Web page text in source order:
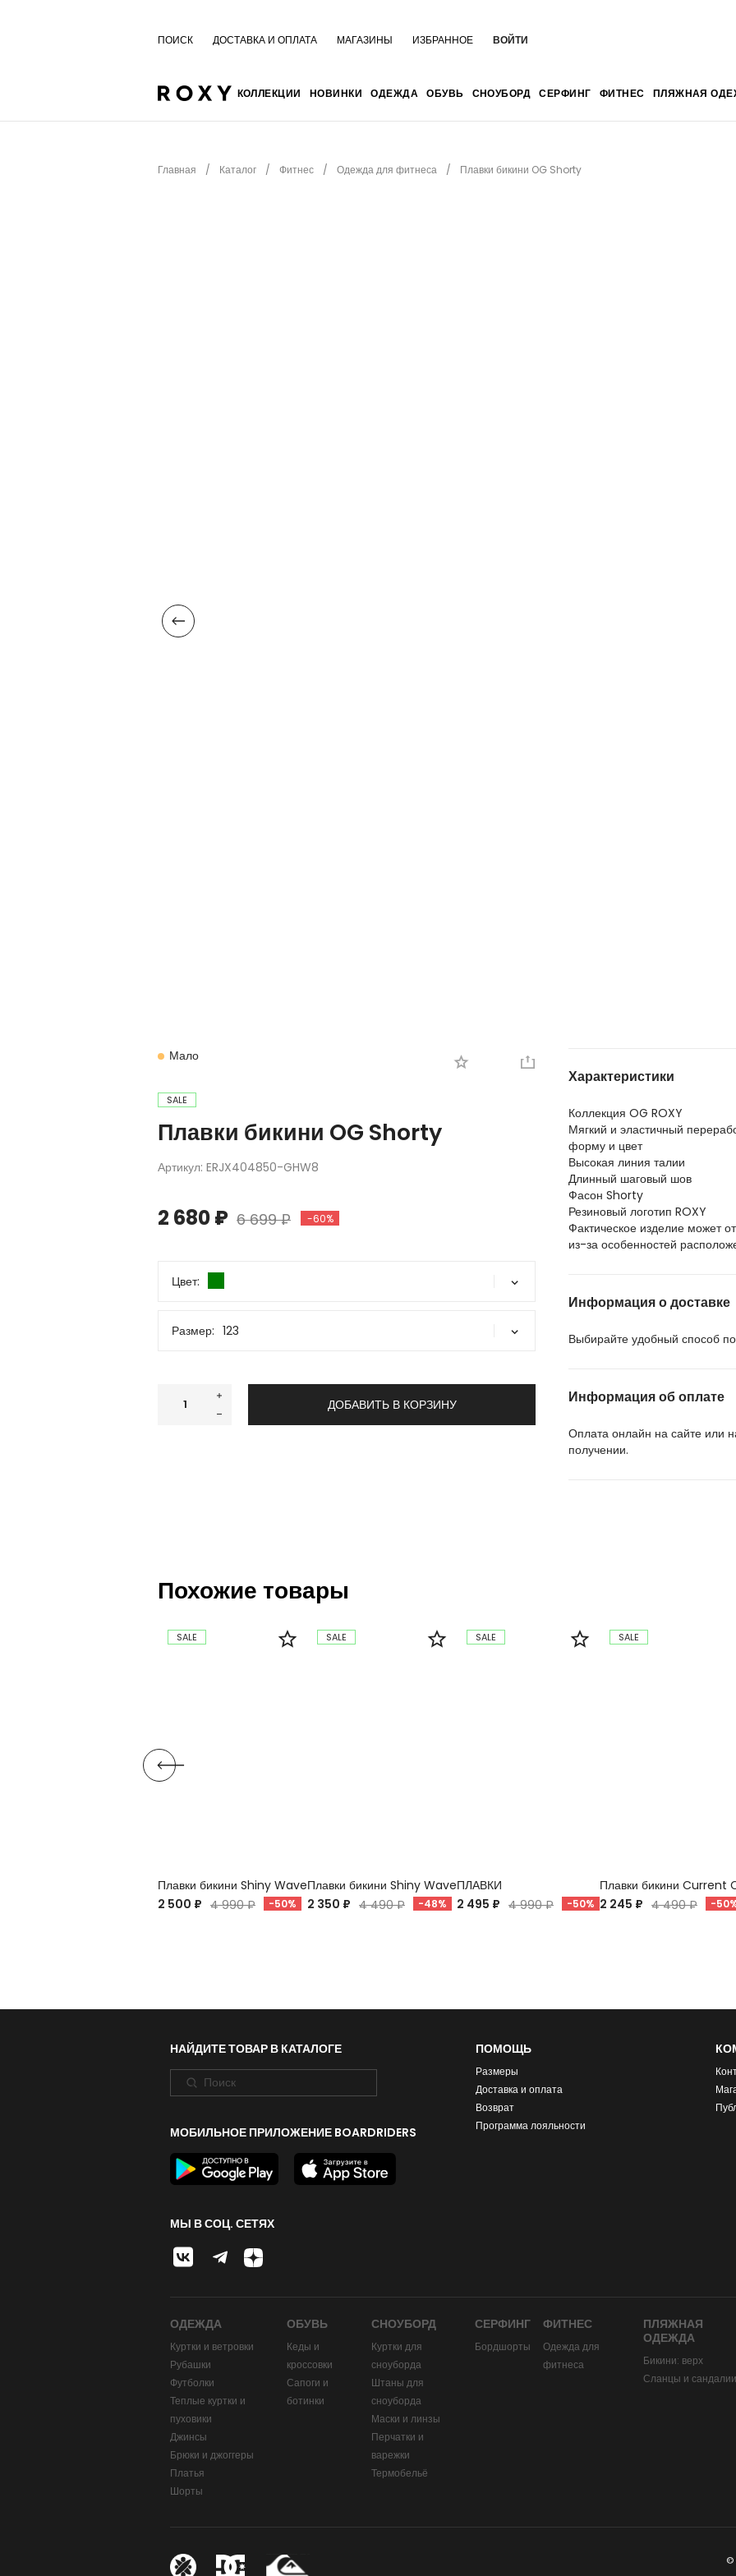
ПОИСК ДОСТАВКА И ОПЛАТА МАГАЗИНЫ ИЗБРАННОЕ ВОЙТИ
КОЛЛЕКЦИИ НОВИНКИ ОДЕЖДА ОБУВЬ СНОУБОРД СЕРФИНГ ФИТНЕС ПЛЯЖНАЯ
Главная Каталог Фитнес Одежда для фитнеса Плавки бикини OG Shorty
Мало
SALE
Плавки бикини OG Shorty
Артикул: ERJX404850-GHW8
2 680 ₽ 6 699 ₽ -60%
Цвет:
Размер: 123
ДОБАВИТЬ В КОРЗИНУ
Характеристики
Коллекция OG ROXY
Мягкий и эластичный
форму и цвет
Высокая линия талии
Длинный шаговый шов
Фасон Shorty
Резиновый логотип ROXY
Фактическое изделие может
из-за особенностей
Информация о доставке
Выбирайте удобный способ
Информация об оплате
Оплата онлайн на сайте или
получении.
Похожие товары
SALE
Плавки бикини Shiny Wave
2 500 ₽ 4 990 ₽ -50%
SALE
Плавки бикини Shiny Wave
2 350 ₽ 4 490 ₽ -48%
SALE
ПЛАВКИ
2 495 ₽ 4 990 ₽ -50%
SALE
Плавки бикини Current
2 245 ₽ 4 490 ₽ -
НАЙДИТЕ ТОВАР В КАТАЛОГЕ
МОБИЛЬНОЕ ПРИЛОЖЕНИЕ BOARDRIDERS
МЫ В СОЦ. СЕТЯХ
ПОМОЩЬ
Размеры
Доставка и оплата
Возврат
Программа лояльности
ОДЕЖДА
Куртки и ветровки
Рубашки
Футболки
Теплые куртки и
пуховики
Джинсы
Брюки и джоггеры
Платья
Шорты
ОБУВЬ
Кеды и
кроссовки
Сапоги и
ботинки
СНОУБОРД
Куртки для
сноуборда
Штаны для
сноуборда
Маски и линзы
Перчатки и
варежки
Термобельё
СЕРФИНГ
Бордшорты
ФИТНЕС
Одежда для
фитнеса
ПЛЯЖНАЯ
ОДЕЖДА
Бикини: верх
Сланцы и сандалии
©